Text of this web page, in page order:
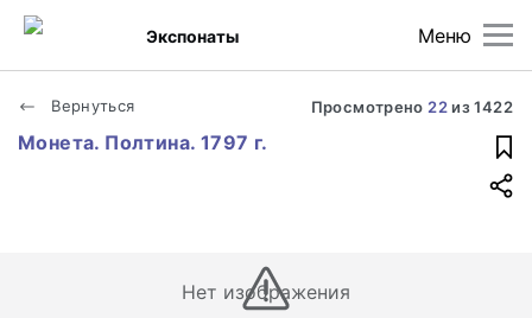
Меню
Экспонаты
Вернуться Просмотрено 22из1422
Монета. Полтина. 1797 г.
Нет изображения